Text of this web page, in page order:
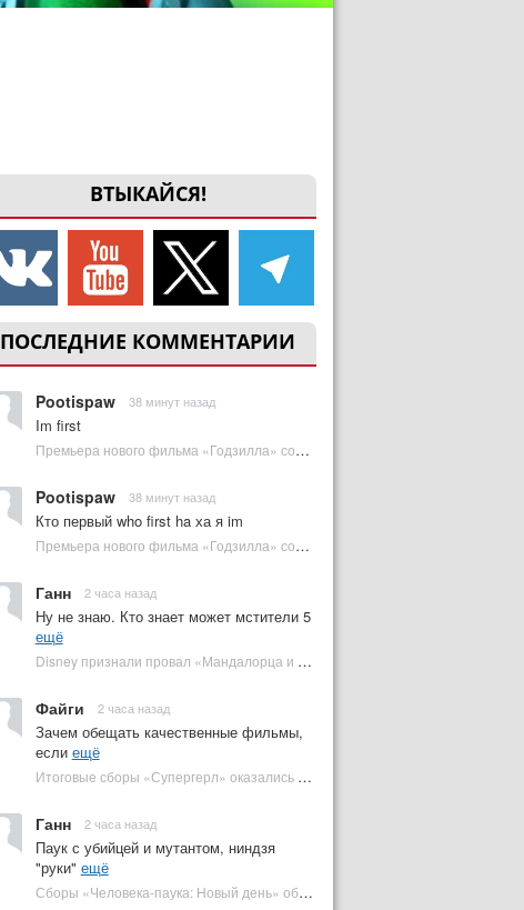
ВТЫКАЙСЯ!
ПОСЛЕДНИЕ КОММЕНТАРИИ
Pootispaw 38 минут назад
Im first
Премьера нового фильма «Годзилла» состоится за месяц до выхода — студия уверена в качестве | Plugged In Ru
Pootispaw 38 минут назад
Кто первый who first ha ха я im
Премьера нового фильма «Годзилла» состоится за месяц до выхода — студия уверена в качестве | Plugged In Ru
Ганн 2 часа назад
Ну не знаю. Кто знает может мстители 5
ещё
Disney признали провал «Мандалорца и Грогу» и еще одной новинки | Plugged In Ru
Файги 2 часа назад
Зачем обещать качественные фильмы,
если ещё
Итоговые сборы «Супергерл» оказались худшими для DC за два десятилетия | Plugged In Ru
Ганн 2 часа назад
Паук с убийцей и мутантом, ниндзя
"руки" ещё
Сборы «Человека-паука: Новый день» обошли самый кассовый фильм DC | Plugged In Ru